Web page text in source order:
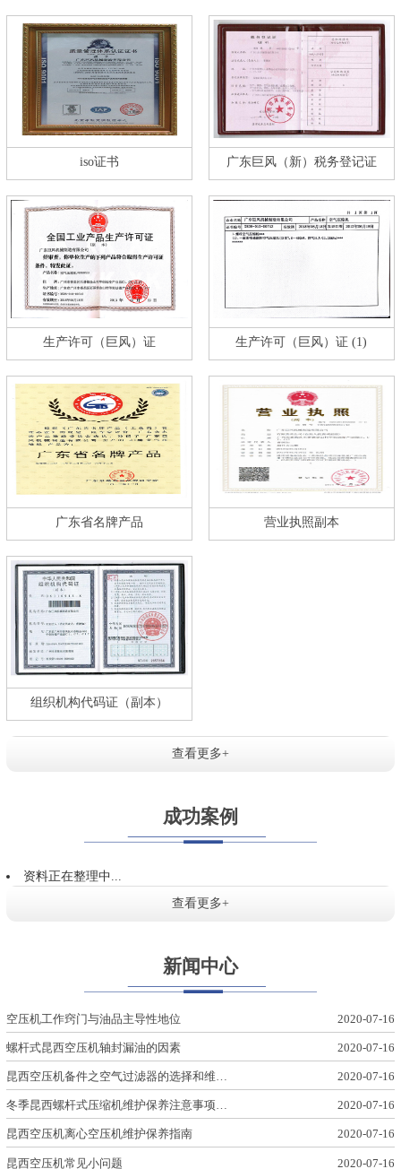
iso证书 广东巨风（新）税务登记证
生产许可（巨风）证 生产许可（巨风）证 (1)
广东省名牌产品 营业执照副本
组织机构代码证（副本）
查看更多+
成功案例
资料正在整理中...
查看更多+
新闻中心
空压机工作窍门与油品主导性地位 2020-07-16
螺杆式昆西空压机轴封漏油的因素 2020-07-16
昆西空压机备件之空气过滤器的选择和维… 2020-07-16
冬季昆西螺杆式压缩机维护保养注意事项… 2020-07-16
昆西空压机离心空压机维护保养指南 2020-07-16
昆西空压机常见小问题 2020-07-16